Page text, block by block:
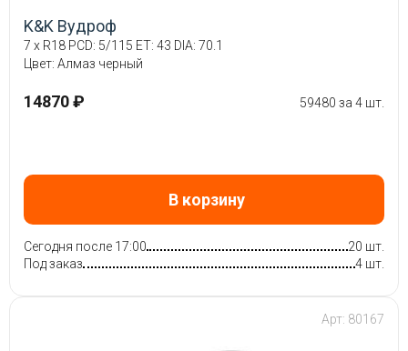
K&K Вудроф
7 x R18 PCD: 5/115 ET: 43 DIA: 70.1
Цвет: Алмаз черный
14870 ₽ 59480 за 4 шт.
В корзину
Сегодня после 17:00
20 шт.
Под заказ
4 шт.
Арт: 80167